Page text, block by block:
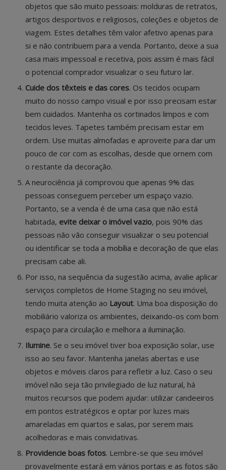
objetos que são muito pessoais: molduras de retratos,
artigos desportivos e religiosos, coleções e objetos de
viagem. Estes detalhes têm valor afetivo apenas para
si e não contribuem para a venda. Portanto, deixe a sua
casa mais impessoal e recetiva, pois assim é mais fácil
o potencial comprador visualizar o seu futuro lar.
Cuide dos têxteis e das cores. Os tecidos ocupam
muito do nosso campo visual e por isso precisam estar
bem cuidados. Mantenha os cortinados limpos e com
tecidos leves. Tapetes também precisam estar em
ordem. Use muitas almofadas e aproveite para dar um
pouco de cor com as escolhas, desde que ornem com
o restante da decoração.
A neurociência já comprovou que apenas 9% das
pessoas conseguem perceber um espaço vazio.
Portanto, se a venda é de uma casa que não está
habitada, evite deixar o imóvel vazio, pois 90% das
pessoas não vão conseguir visualizar o seu potencial
ou identificar se toda a mobília e decoração de que elas
precisam cabe ali.
Por isso, na sequência da sugestão acima, avalie aplicar
serviços completos de Home Staging no seu imóvel,
tendo muita atenção ao Layout. Uma boa disposição do
mobiliário valoriza os ambientes, deixando-os com bom
espaço para circulação e melhora a iluminação.
Ilumine. Se o seu imóvel tiver boa exposição solar, use
isso ao seu favor. Mantenha janelas abertas e use
objetos e móveis claros para refletir a luz. Caso o seu
imóvel não seja tão privilegiado de luz natural, há
muitos recursos que podem ajudar: utilizar candeeiros
em pontos estratégicos e optar por luzes mais
amareladas em quartos e salas, por serem mais
acolhedoras e mais convidativas.
Providencie boas fotos. Lembre-se que seu imóvel
provavelmente estará em vários portais e as fotos são